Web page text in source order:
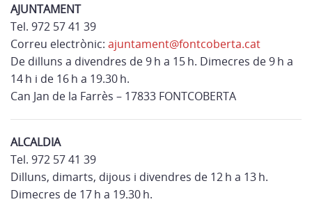
AJUNTAMENT
Tel. 972 57 41 39
Correu electrònic: ajuntament@fontcoberta.cat
De dilluns a divendres de 9 h a 15 h. Dimecres de 9 h a
14 h i de 16 h a 19.30 h.
Can Jan de la Farrès – 17833 FONTCOBERTA
ALCALDIA
Tel. 972 57 41 39
Dilluns, dimarts, dijous i divendres de 12 h a 13 h.
Dimecres de 17 h a 19.30 h.